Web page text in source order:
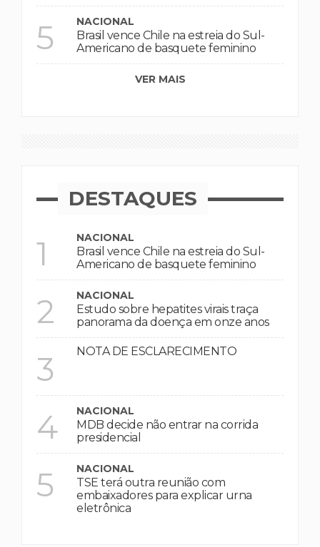
5 NACIONAL
Brasil vence Chile na estreia do Sul-
Americano de basquete feminino
VER MAIS
DESTAQUES
1 NACIONAL
Brasil vence Chile na estreia do Sul-
Americano de basquete feminino
2 NACIONAL
Estudo sobre hepatites virais traça
panorama da doença em onze anos
3 NOTA DE ESCLARECIMENTO
4 NACIONAL
MDB decide não entrar na corrida
presidencial
5 NACIONAL
TSE terá outra reunião com
embaixadores para explicar urna
eletrônica